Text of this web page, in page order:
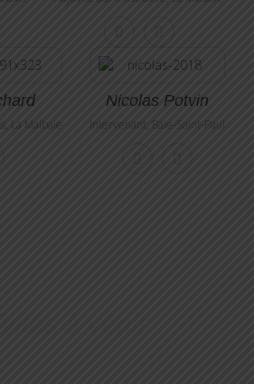
La Malbaie
Nicolas Potvin
Intervenant, Baie-Saint-Paul